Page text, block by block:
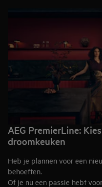
AEG PremierLine:
droomkeuken
Heb je plannen voor een
behoeften.
Of je nu een passie hebt